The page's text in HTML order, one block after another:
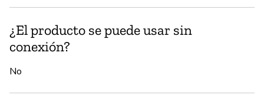
¿El producto se puede usar sin
conexión?
No